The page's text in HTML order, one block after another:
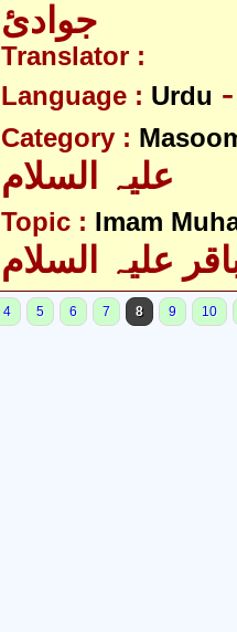
جوادئ
Translator :
Language : Urdu
Category :
Topic : Imam
علیہ السلام
4 5 6 7 8 9 10